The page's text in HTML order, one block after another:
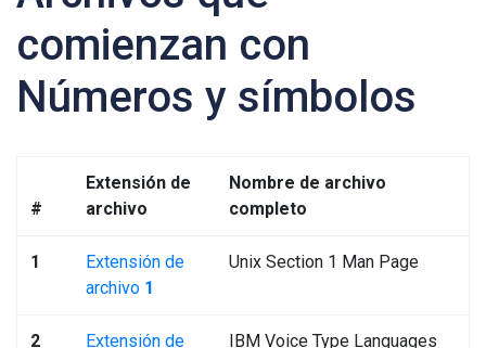
comienzan con
Números y símbolos
#
Extensión de
archivo
Nombre de archivo
completo
1
Extensión de
archivo 1
Unix Section 1 Man Page
2
Extensión de
IBM Voice Type Languages